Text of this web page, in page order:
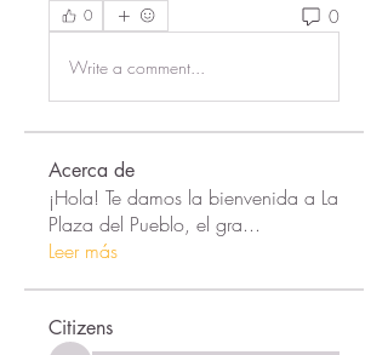
0 0
Write a comment...
Acerca de
¡Hola! Te damos la bienvenida a La
Plaza del Pueblo, el gra...
Leer más
Citizens